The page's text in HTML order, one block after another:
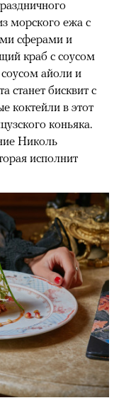
морского ежа с
сферами и
краб с соусом
айоли и
бисквит с
коктейли в этот
коньяка.
Николь
исполнит